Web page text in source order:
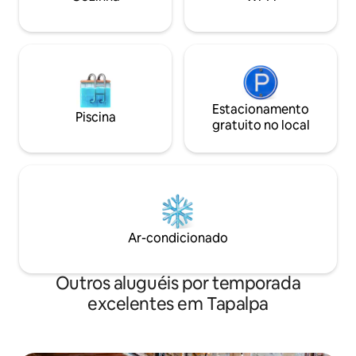
Piscina
Estacionamento
gratuito no local
Ar-condicionado
Outros aluguéis por temporada
excelentes em Tapalpa